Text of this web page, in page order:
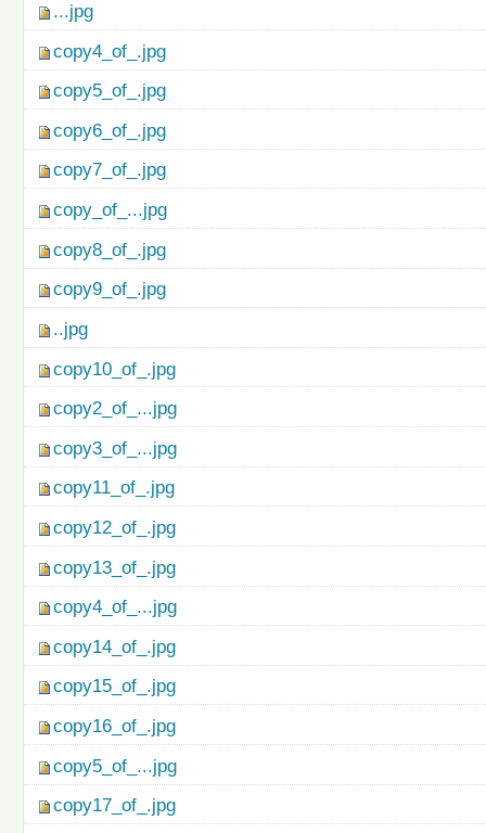
...jpg
copy4_of_.jpg
copy5_of_.jpg
copy6_of_.jpg
copy7_of_.jpg
copy_of_...jpg
copy8_of_.jpg
copy9_of_.jpg
..jpg
copy10_of_.jpg
copy2_of_...jpg
copy3_of_...jpg
copy11_of_.jpg
copy12_of_.jpg
copy13_of_.jpg
copy4_of_...jpg
copy14_of_.jpg
copy15_of_.jpg
copy16_of_.jpg
copy5_of_...jpg
copy17_of_.jpg